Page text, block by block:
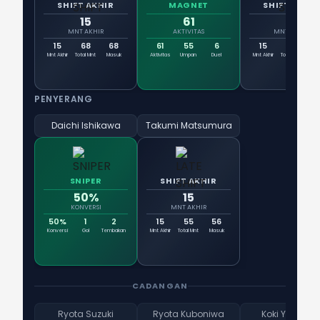
SHIFT AKHIR
15
MNT AKHIR
15
Mnt Akhir
68
Total Mnt
68
Masuk
MAGNET
61
AKTIVITAS
61
Aktivitas
55
Umpan
6
Duel
SHIFT AKHIR
MNT AKHIR
15
Mnt Akhir Total Mnt
PENYERANG
Daichi Ishikawa
SNIPER
50%
KONVERSI
50%
Konversi
1
Gol
2
Tembakan
Takumi Matsumura
SHIFT AKHIR
15
MNT AKHIR
15
Mnt Akhir
55
Total Mnt
56
Masuk
CADANGAN
Ryota Suzuki Ryota Kuboniwa Koki